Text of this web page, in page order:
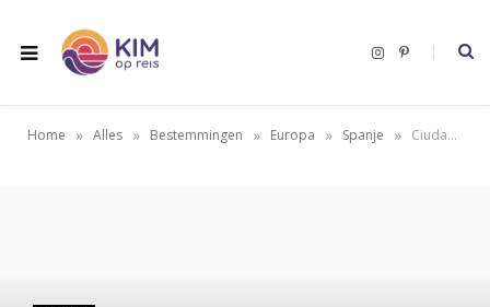
I
P
e
Home » Alles » Bestemmingen » Europa » Spanje » Ciudad de las Artes y las Ciencias: een mond én geheugenkaart vol